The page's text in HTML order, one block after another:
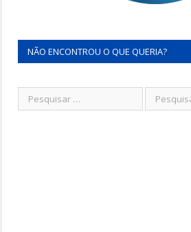
NÃO ENCONTROU O QUE QUERIA?